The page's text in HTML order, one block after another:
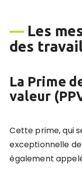
— Les
des
La Prime
valeur
Cette prime, qui
exceptionnelle de
également